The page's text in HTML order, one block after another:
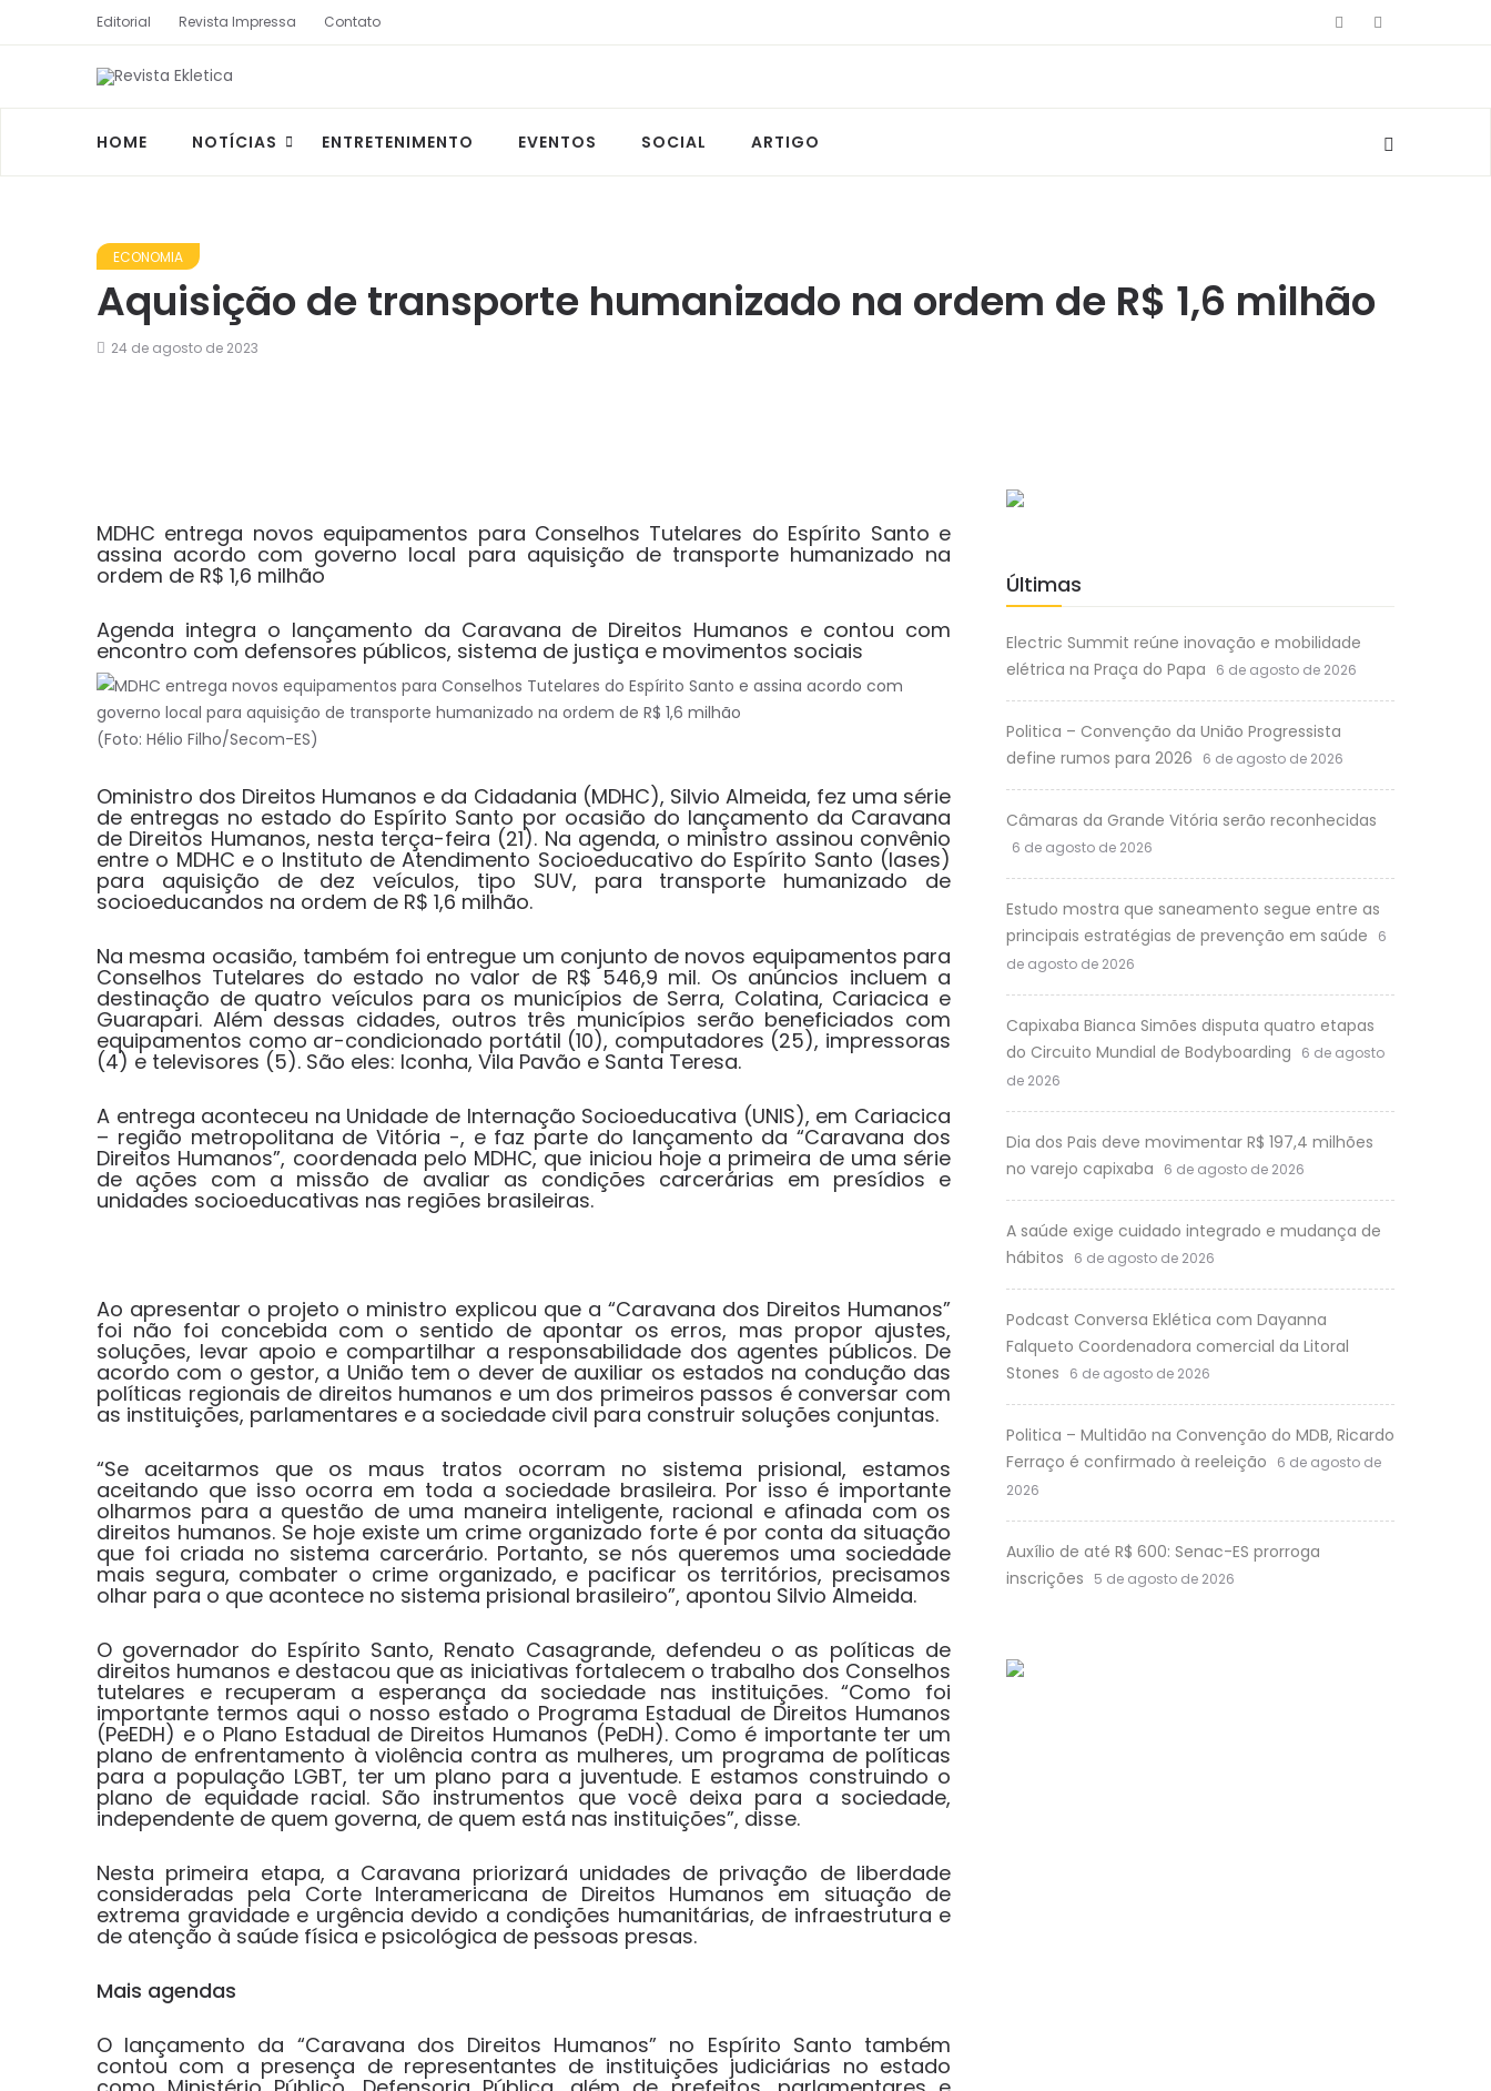
Editorial Revista Impressa Contato
HOME NOTÍCIAS ENTRETENIMENTO EVENTOS SOCIAL ARTIGO
ECONOMIA
Aquisição de transporte humanizado na ordem de R$ 1,6 milhão
24 de agosto de 2023
MDHC entrega novos equipamentos para Conselhos Tutelares do Espírito Santo e
assina acordo com governo local para aquisição de transporte humanizado na
ordem de R$ 1,6 milhão
Agenda integra o lançamento da Caravana de Direitos Humanos e contou com
encontro com defensores públicos, sistema de justiça e movimentos sociais
(Foto: Hélio Filho/Secom-ES)
Oministro dos Direitos Humanos e da Cidadania (MDHC), Silvio Almeida, fez uma série
de entregas no estado do Espírito Santo por ocasião do lançamento da Caravana
de Direitos Humanos, nesta terça-feira (21). Na agenda, o ministro assinou convênio
entre o MDHC e o Instituto de Atendimento Socioeducativo do Espírito Santo (Iases)
para aquisição de dez veículos, tipo SUV, para transporte humanizado de
socioeducandos na ordem de R$ 1,6 milhão.
Na mesma ocasião, também foi entregue um conjunto de novos equipamentos para
Conselhos Tutelares do estado no valor de R$ 546,9 mil. Os anúncios incluem a
destinação de quatro veículos para os municípios de Serra, Colatina, Cariacica e
Guarapari. Além dessas cidades, outros três municípios serão beneficiados com
equipamentos como ar-condicionado portátil (10), computadores (25), impressoras
(4) e televisores (5). São eles: Iconha, Vila Pavão e Santa Teresa.
A entrega aconteceu na Unidade de Internação Socioeducativa (UNIS), em Cariacica
– região metropolitana de Vitória -, e faz parte do lançamento da “Caravana dos
Direitos Humanos”, coordenada pelo MDHC, que iniciou hoje a primeira de uma série
de ações com a missão de avaliar as condições carcerárias em presídios e
unidades socioeducativas nas regiões brasileiras.
Ao apresentar o projeto o ministro explicou que a “Caravana dos Direitos Humanos”
foi não foi concebida com o sentido de apontar os erros, mas propor ajustes,
soluções, levar apoio e compartilhar a responsabilidade dos agentes públicos. De
acordo com o gestor, a União tem o dever de auxiliar os estados na condução das
políticas regionais de direitos humanos e um dos primeiros passos é conversar com
as instituições, parlamentares e a sociedade civil para construir soluções conjuntas.
“Se aceitarmos que os maus tratos ocorram no sistema prisional, estamos
aceitando que isso ocorra em toda a sociedade brasileira. Por isso é importante
olharmos para a questão de uma maneira inteligente, racional e afinada com os
direitos humanos. Se hoje existe um crime organizado forte é por conta da situação
que foi criada no sistema carcerário. Portanto, se nós queremos uma sociedade
mais segura, combater o crime organizado, e pacificar os territórios, precisamos
olhar para o que acontece no sistema prisional brasileiro”, apontou Silvio Almeida.
O governador do Espírito Santo, Renato Casagrande, defendeu o as políticas de
direitos humanos e destacou que as iniciativas fortalecem o trabalho dos Conselhos
tutelares e recuperam a esperança da sociedade nas instituições. “Como foi
importante termos aqui o nosso estado o Programa Estadual de Direitos Humanos
(PeEDH) e o Plano Estadual de Direitos Humanos (PeDH). Como é importante ter um
plano de enfrentamento à violência contra as mulheres, um programa de políticas
para a população LGBT, ter um plano para a juventude. E estamos construindo o
plano de equidade racial. São instrumentos que você deixa para a sociedade,
independente de quem governa, de quem está nas instituições”, disse.
Nesta primeira etapa, a Caravana priorizará unidades de privação de liberdade
consideradas pela Corte Interamericana de Direitos Humanos em situação de
extrema gravidade e urgência devido a condições humanitárias, de infraestrutura e
de atenção à saúde física e psicológica de pessoas presas.
Mais agendas
O lançamento da “Caravana dos Direitos Humanos” no Espírito Santo também
contou com a presença de representantes de instituições judiciárias no estado
Últimas
Electric Summit reúne inovação e mobilidade
elétrica na Praça do Papa
6 de agosto de 2026
Politica – Convenção da União Progressista
define rumos para 2026
6 de agosto de 2026
Câmaras da Grande Vitória serão reconhecidas
6 de agosto de 2026
Estudo mostra que saneamento segue entre as
principais estratégias de prevenção em saúde
6
de agosto de 2026
Capixaba Bianca Simões disputa quatro etapas
do Circuito Mundial de Bodyboarding
6 de agosto
de 2026
Dia dos Pais deve movimentar R$ 197,4 milhões
no varejo capixaba
6 de agosto de 2026
A saúde exige cuidado integrado e mudança de
hábitos
6 de agosto de 2026
Podcast Conversa Eklética com Dayanna
Falqueto Coordenadora comercial da Litoral
Stones
6 de agosto de 2026
Politica – Multidão na Convenção do MDB, Ricardo
Ferraço é confirmado à reeleição
6 de agosto de
2026
Auxílio de até R$ 600: Senac-ES prorroga
inscrições
5 de agosto de 2026